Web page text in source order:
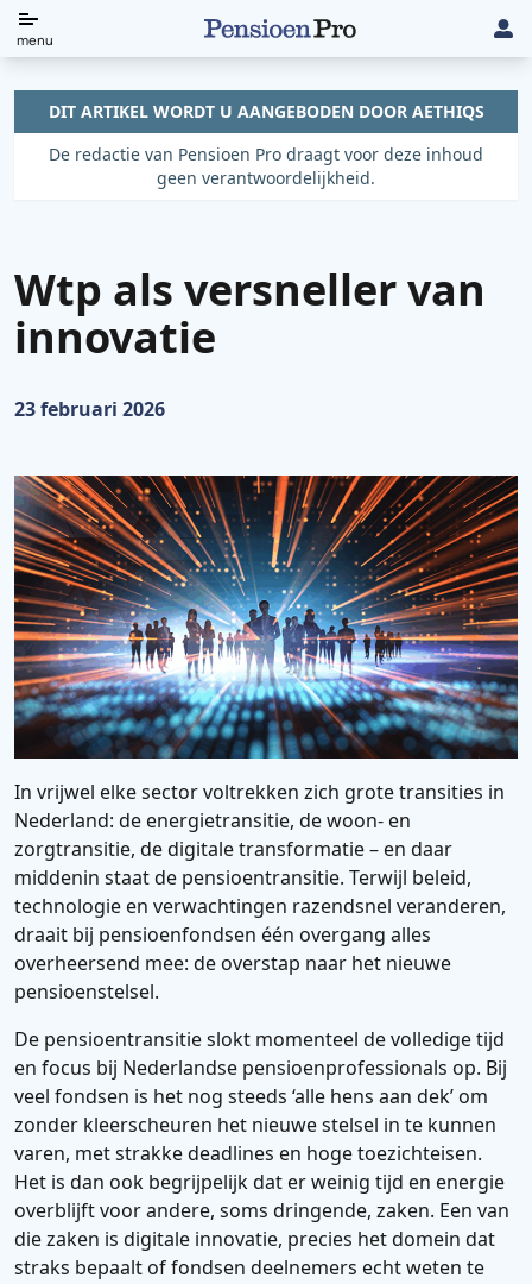
Direct
de
content
menu
DIT ARTIKEL WORDT U AANGEBODEN DOOR AETHIQS
De redactie van Pensioen Pro draagt voor deze inhoud
geen verantwoordelijkheid.
Wtp als versneller van
innovatie
Gepubliceerd op:
23 februari 2026
In vrijwel elke sector voltrekken zich grote transities in
Nederland: de energietransitie, de woon- en
zorgtransitie, de digitale transformatie – en daar
middenin staat de pensioentransitie. Terwijl beleid,
technologie en verwachtingen razendsnel veranderen,
draait bij pensioenfondsen één overgang alles
overheersend mee: de overstap naar het nieuwe
pensioenstelsel.
De pensioentransitie slokt momenteel de volledige tijd
en focus bij Nederlandse pensioenprofessionals op. Bij
veel fondsen is het nog steeds ‘alle hens aan dek’ om
zonder kleerscheuren het nieuwe stelsel in te kunnen
varen, met strakke deadlines en hoge toezichteisen.
Het is dan ook begrijpelijk dat er weinig tijd en energie
overblijft voor andere, soms dringende, zaken. Een van
die zaken is digitale innovatie, precies het domein dat
straks bepaalt of fondsen deelnemers echt weten te